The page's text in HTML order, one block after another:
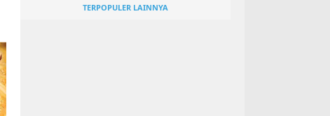
TERPOPULER LAINNYA